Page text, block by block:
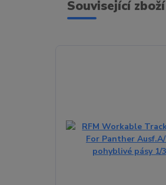
Související zboží